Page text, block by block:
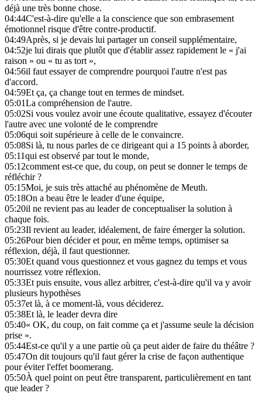
déjà une très bonne chose.
04:44C'est-à-dire qu'elle a la conscience que son embrasement
émotionnel risque d'être contre-productif.
04:49Après, si je devais lui partager un conseil supplémentaire,
04:52je lui dirais que plutôt que d'établir assez rapidement le « j'ai
raison » ou « tu as tort »,
04:56il faut essayer de comprendre pourquoi l'autre n'est pas
d'accord.
04:59Et ça, ça change tout en termes de mindset.
05:01La compréhension de l'autre.
05:02Si vous voulez avoir une écoute qualitative, essayez d'écouter
l'autre avec une volonté de le comprendre
05:06qui soit supérieure à celle de le convaincre.
05:08Si là, tu nous parles de ce dirigeant qui a 15 points à aborder,
05:11qui est observé par tout le monde,
05:12comment est-ce que, du coup, on peut se donner le temps de
réfléchir ?
05:15Moi, je suis très attaché au phénomène de Meuth.
05:18On a beau être le leader d'une équipe,
05:20il ne revient pas au leader de conceptualiser la solution à
chaque fois.
05:23Il revient au leader, idéalement, de faire émerger la solution.
05:26Pour bien décider et pour, en même temps, optimiser sa
réflexion, déjà, il faut questionner.
05:30Et quand vous questionnez et vous gagnez du temps et vous
nourrissez votre réflexion.
05:33Et puis ensuite, vous allez arbitrer, c'est-à-dire qu'il va y avoir
plusieurs hypothèses
05:37et là, à ce moment-là, vous déciderez.
05:38Et là, le leader devra dire
05:40« OK, du coup, on fait comme ça et j'assume seule la décision
prise ».
05:44Est-ce qu'il y a une partie où ça peut aider de faire du théâtre ?
05:47On dit toujours qu'il faut gérer la crise de façon authentique
pour éviter l'effet boomerang.
05:50À quel point on peut être transparent, particulièrement en tant
que leader ?